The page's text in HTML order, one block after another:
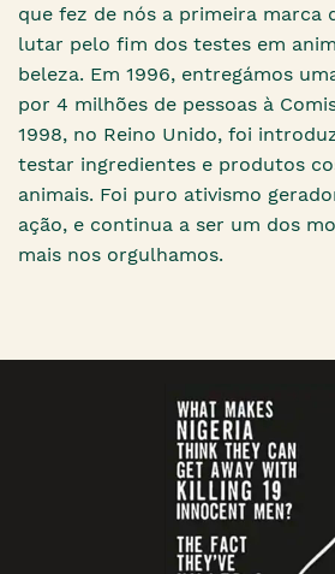
que fez de nós a primeira marca
lutar pelo fim dos testes em
beleza. Em 1996, entregámos
por 4 milhões de pessoas à
1998, no Reino Unido, foi
testar ingredientes e produtos
animais. Foi puro ativismo
ação, e continua a ser um dos
mais nos orgulhamos.